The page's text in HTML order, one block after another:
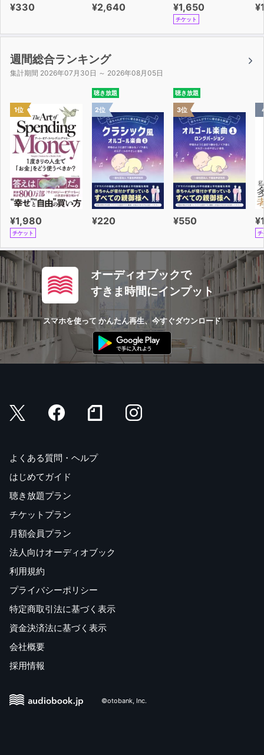
¥330 ¥2,640 ¥1,650
チケット
週間総合ランキング
集計期間 2026年07月30日 ～ 2026年08月05日
1位
¥1,980
チケット
聴き放題
2位
¥220
聴き放題
3位
¥550
チ
オーディオブックで
すきま時間にインプット
スマホを使って かんたん再生、今すぐダウンロード
よくある質問・ヘルプ
はじめてガイド
聴き放題プラン
チケットプラン
月額会員プラン
法人向けオーディオブック
利用規約
プライバシーポリシー
特定商取引法に基づく表示
資金決済法に基づく表示
会社概要
採用情報
©otobank, Inc.